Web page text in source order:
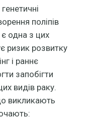
поліпів
одна з цих
ризик розвитку
і раннє
запобігти
видів раку.
викликають